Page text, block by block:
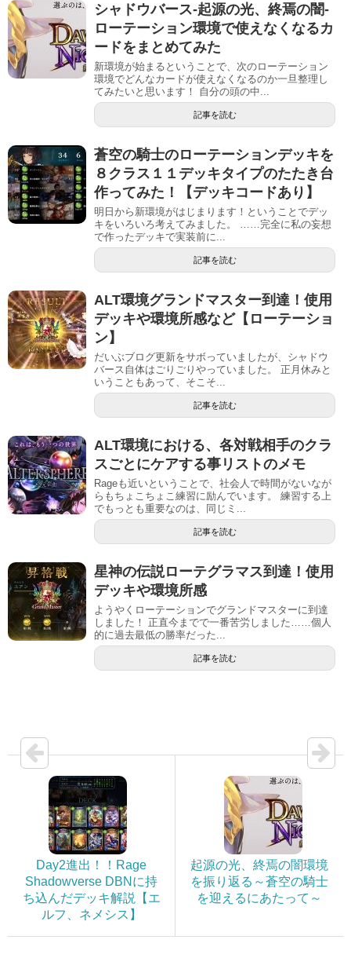
シャドウバース-起源の光、終焉の闇-
ローテーション環境で使えなくなるカ
ードをまとめてみた
新環境が始まるということで、次のローテーション
環境でどんなカードが使えなくなるのか一旦整理し
てみたいと思います！ 自分の頭の中...
記事を読む
蒼空の騎士のローテーションデッキを
８クラス１１デッキタイプのたたき台
作ってみた！【デッキコードあり】
明日から新環境がはじまります！ということでデッ
キをいろいろ考えてみました。 ……完全に私の妄想
で作ったデッキで実装前に...
記事を読む
ALT環境グランドマスター到達！使用
デッキや環境所感など【ローテーショ
ン】
だいぶブログ更新をサボっていましたが、シャドウ
バース自体はごりごりやっていました。 正月休みと
いうこともあって、そこそ...
記事を読む
ALT環境における、各対戦相手のクラ
スごとにケアする事リストのメモ
Rageも近いということで、社会人で時間がないなが
らもちょこちょこ練習に励んでいます。 練習する上
でもっとも重要なのは、同じミ...
記事を読む
星神の伝説ローテグラマス到達！使用
デッキや環境所感
ようやくローテーションでグランドマスターに到達
しました！ 正直今までで一番苦労しました……個人
的に過去最低の勝率だった...
記事を読む
Day2進出！！Rage
Shadowverse DBNに持
ち込んだデッキ解説【エ
ルフ、ネメシス】
起源の光、終焉の闇環境
を振り返る～蒼空の騎士
を迎えるにあたって～